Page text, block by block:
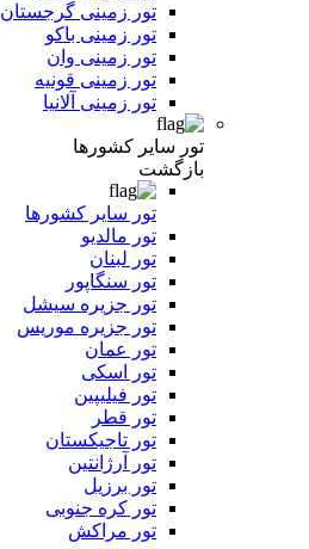
تور زمینی گرجستان
تور زمینی باکو
تور زمینی وان
تور زمینی قونیه
تور زمینی آلانیا
تور سایر کشورها
بازگشت
تور سایر کشورها
تور مالدیو
تور لبنان
تور سنگاپور
تور جزیره سیشل
تور جزیره موریس
تور عمان
تور اسکی
تور فیلیپین
تور قطر
تور تاجیکستان
تور آرژانتین
تور برزیل
تور کره جنوبی
تور مراکش